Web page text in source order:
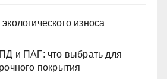
износа
и ПАГ: что выбрать для
покрытия